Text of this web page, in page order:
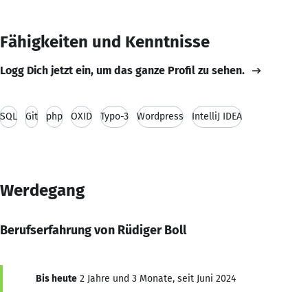
Fähigkeiten und Kenntnisse
Logg Dich jetzt ein, um das ganze Profil zu sehen.
SQL Git php OXID Typo-3 Wordpress IntelliJ IDEA
Werdegang
Berufserfahrung von Rüdiger Boll
Bis heute 2 Jahre und 3 Monate, seit Juni 2024